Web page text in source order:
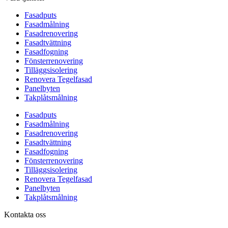
Fasadputs
Fasadmålning
Fasadrenovering
Fasadtvättning
Fasadfogning
Fönsterrenovering
Tilläggsisolering
Renovera Tegelfasad
Panelbyten
Takplåtsmålning
Fasadputs
Fasadmålning
Fasadrenovering
Fasadtvättning
Fasadfogning
Fönsterrenovering
Tilläggsisolering
Renovera Tegelfasad
Panelbyten
Takplåtsmålning
Kontakta oss